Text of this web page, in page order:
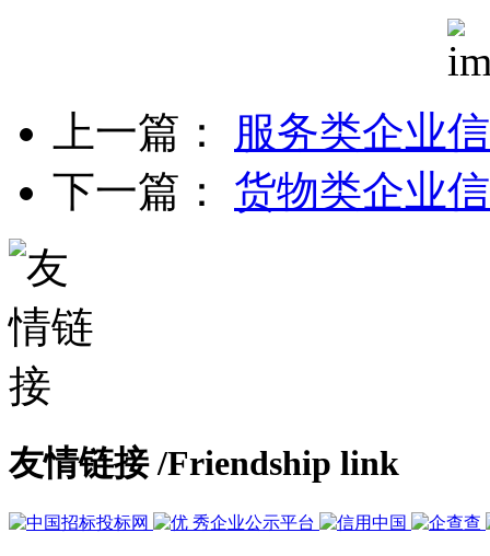
上一篇： 服务类企业
下一篇： 货物类企业
友情链接/Friendship link